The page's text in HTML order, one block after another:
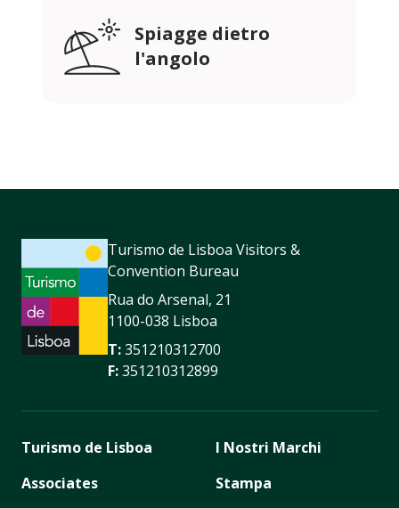
Spiagge dietro
l'angolo
Turismo de Lisboa Visitors &
Convention Bureau
Rua do Arsenal, 21
1100-038 Lisboa
T:351210312700
F:351210312899
Turismo de Lisboa
Associates
I Nostri Marchi
Stampa